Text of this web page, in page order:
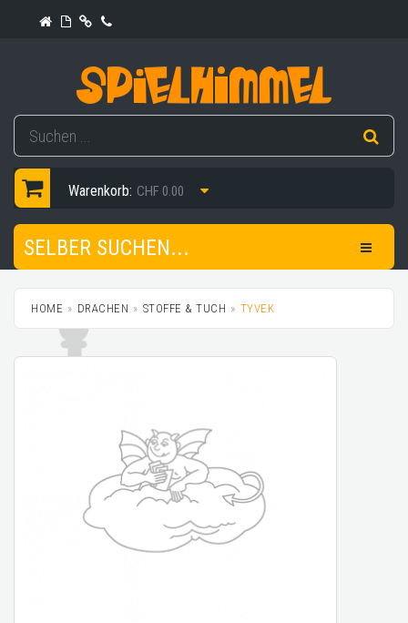
Warenkorb: CHF 0.00
SELBER SUCHEN...
HOME DRACHEN STOFFE & TUCH TYVEK